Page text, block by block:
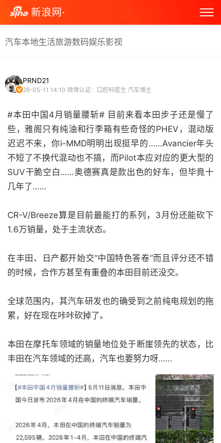
新浪网·
汽车本地生活旅游数码娱乐影视
PRND21
26-05-11 14:10 微博认证：口腔科医生 汽车博主
#本田中国4月销量腰斩# 目前来看本田步子还是慢了
些，雅阁只有纯油和行李箱有些奇怪的PHEV，混动版
迟迟不来，你i-MMD明明出现挺早的……Avancier年头
不短了不换代混动也不搞，而Pilot本应对应的更大型的
SUV干脆空白……奥德赛真是款出色的好车，但毕竟十
几年了……
CR-V/Breeze算是目前最能打的系列，3月份还能砍下
1.6万销量，处于主流状态。
在丰田、日产都开始交“中国特色答卷”而且评分还不错
的时候，合作方甚至有重叠的本田目前还没交。
全球范围内，其汽车研发也的确受到之前纯电规划的拖
累，好在现在咔咔砍掉了。
本田在摩托车领域的销量地位处于断崖领先的状态，比
丰田在汽车领域的还高，汽车也要努力呀……